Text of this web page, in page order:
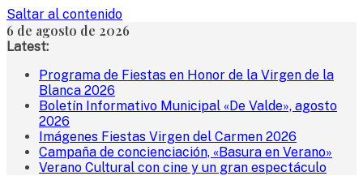
Saltar al contenido
6 de agosto de 2026
Latest:
Programa de Fiestas en Honor de la Virgen de la
Blanca 2026
Boletín Informativo Municipal «De Valde», agosto
2026
Imágenes Fiestas Virgen del Carmen 2026
Campaña de concienciación, «Basura en Verano»
Verano Cultural con cine y un gran espectáculo